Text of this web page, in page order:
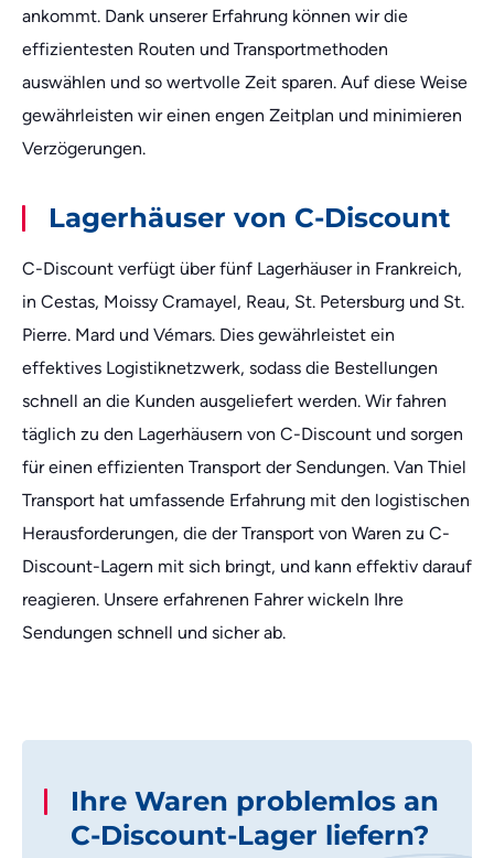
ankommt. Dank unserer Erfahrung können wir die
effizientesten Routen und Transportmethoden
auswählen und so wertvolle Zeit sparen. Auf diese Weise
gewährleisten wir einen engen Zeitplan und minimieren
Verzögerungen.
Lagerhäuser von C-Discount
C-Discount verfügt über fünf Lagerhäuser in Frankreich,
in Cestas, Moissy Cramayel, Reau, St. Petersburg und St.
Pierre. Mard und Vémars. Dies gewährleistet ein
effektives Logistiknetzwerk, sodass die Bestellungen
schnell an die Kunden ausgeliefert werden. Wir fahren
täglich zu den Lagerhäusern von C-Discount und sorgen
für einen effizienten Transport der Sendungen. Van Thiel
Transport hat umfassende Erfahrung mit den logistischen
Herausforderungen, die der Transport von Waren zu C-
Discount-Lagern mit sich bringt, und kann effektiv darauf
reagieren. Unsere erfahrenen Fahrer wickeln Ihre
Sendungen schnell und sicher ab.
Ihre Waren problemlos an
C-Discount-Lager liefern?